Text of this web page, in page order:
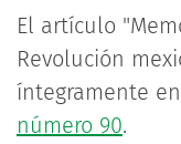
El artículo
Revolución
íntegramente en
número 90.